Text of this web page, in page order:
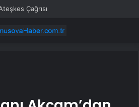
Çağrısı